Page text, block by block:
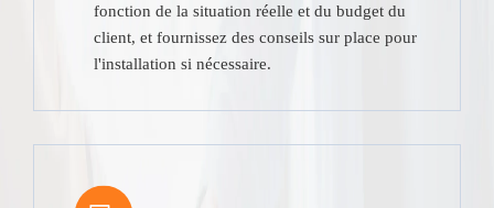
fonction de la situation réelle et du budget du
client, et fournissez des conseils sur place pour
l'installation si nécessaire.